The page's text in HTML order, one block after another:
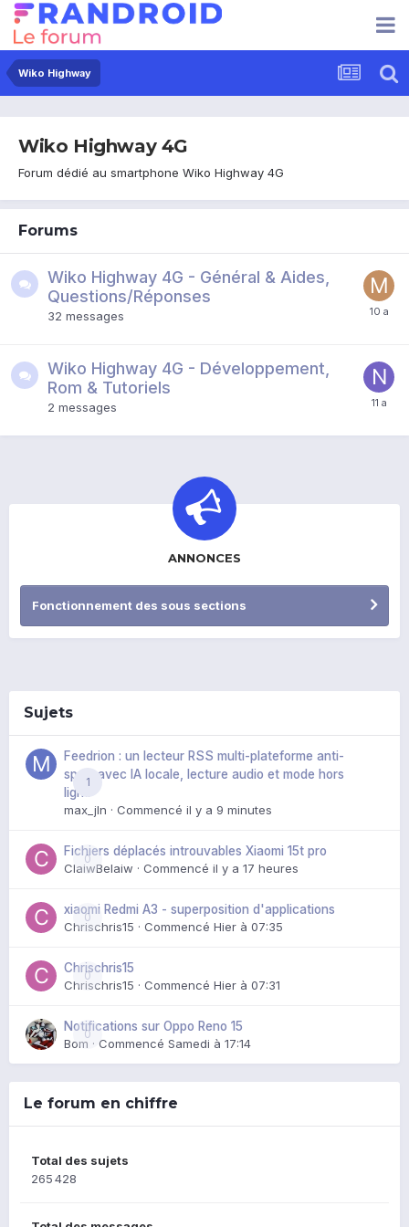
Wiko Highway
Wiko Highway 4G
Forum dédié au smartphone Wiko Highway 4G
Forums
Wiko Highway 4G - Général & Aides,
Questions/Réponses
32 messages
Wiko Highway 4G - Développement,
Rom & Tutoriels
2 messages
ANNONCES
Fonctionnement des sous sections
Sujets
1
Feedrion : un lecteur RSS multi-plateforme anti-
spoil, avec IA locale, lecture audio et mode hors
ligne
max_jln · Commencé il y a 9 minutes
0
Fichiers déplacés introuvables Xiaomi 15t pro
ClaiwBelaiw · Commencé il y a 17 heures
0
xiaomi Redmi A3 - superposition d'applications
Chrischris15 · Commencé Hier à 07:35
0
Chrischris15
Chrischris15 · Commencé Hier à 07:31
0
Notifications sur Oppo Reno 15
Bom · Commencé Samedi à 17:14
Le forum en chiffre
Total des sujets
265 428